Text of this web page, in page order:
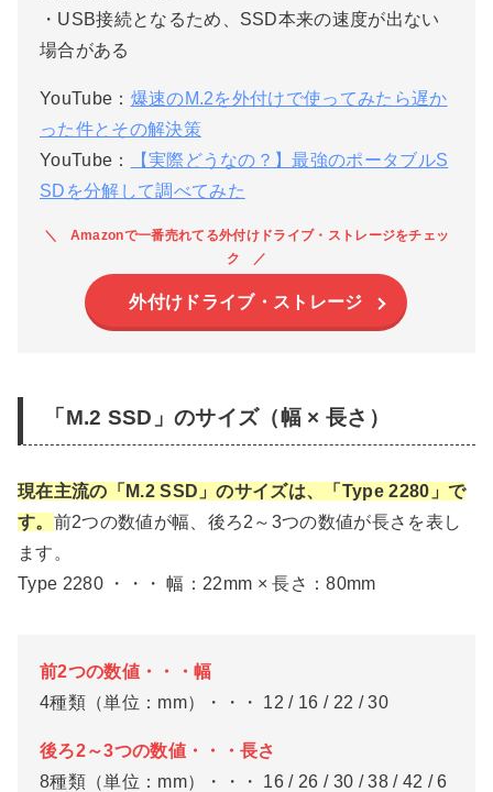
・USB接続となるため、SSD本来の速度が出ない
場合がある
YouTube： 爆速のM.2を外付けで使ってみたら遅か
った件とその解決策
YouTube：
【実際どうなの？】最強のポータブルS
SDを分解して調べてみた
Amazonで一番売れてる外付けドライブ・ストレージをチェッ
ク
外付けドライブ・ストレージ
「M.2 SSD」のサイズ（幅 × 長さ）
現在主流の「M.2 SSD」のサイズは、「Type 2280」で
す。 前2つの数値が幅、後ろ2～3つの数値が長さを表し
ます。
Type 2280 ・・・ 幅：22mm × 長さ：80mm
前2つの数値・・・幅
4種類（単位：mm）・・・ 12 / 16 / 22 / 30
後ろ2～3つの数値・・・長さ
8種類（単位：mm）・・・ 16 / 26 / 30 / 38 / 42 / 6